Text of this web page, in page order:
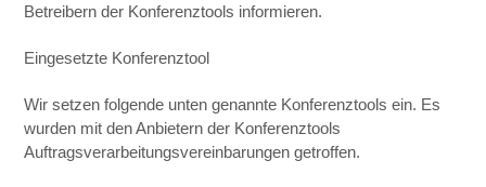
Betreibern der Konferenztools informieren.
Eingesetzte Konferenztool
Wir setzen folgende unten genannte Konferenztools ein. Es
wurden mit den Anbietern der Konferenztools
Auftragsverarbeitungsvereinbarungen getroffen.